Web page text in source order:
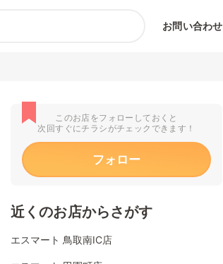
お問い合わせ
このお店をフォローしておくと
次回すぐにチラシがチェックできます！
フォロー
近くのお店からさがす
エスマート 鳥取南IC店